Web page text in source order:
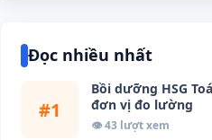
Đọc nhiều nhất
#1
Bồi dưỡng HSG
đơn vị đo lường
👁 43 lượt xem